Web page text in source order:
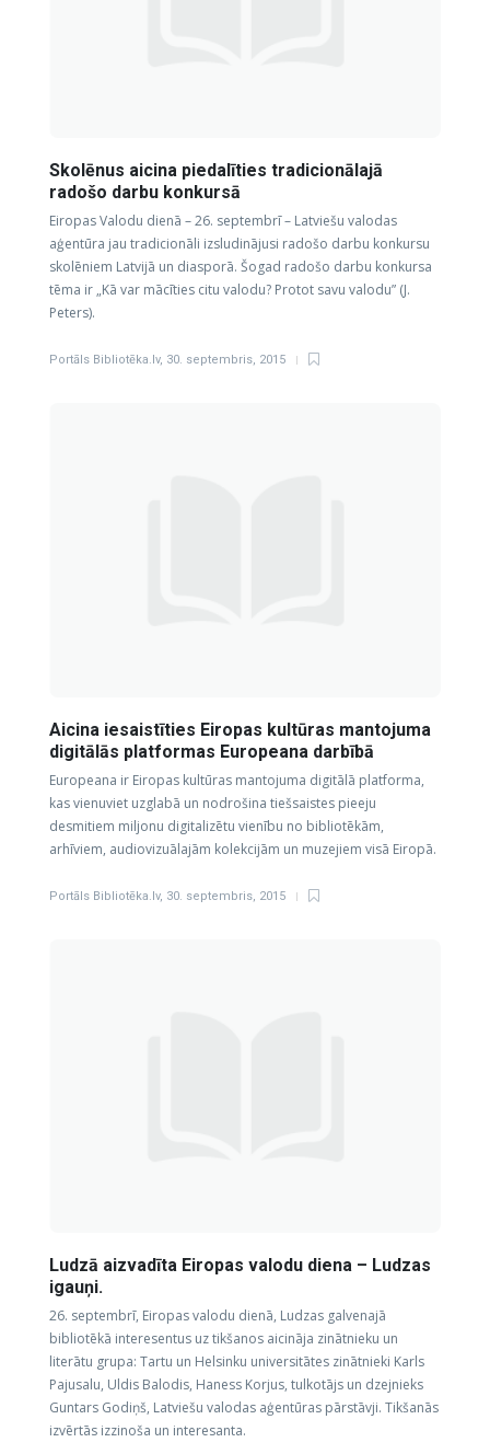
Skolēnus aicina piedalīties tradicionālajā
radošo darbu konkursā
Eiropas Valodu dienā – 26. septembrī – Latviešu valodas
aģentūra jau tradicionāli izsludinājusi radošo darbu konkursu
skolēniem Latvijā un diasporā. Šogad radošo darbu konkursa
tēma ir „Kā var mācīties citu valodu? Protot savu valodu” (J.
Peters).
Portāls Bibliotēka.lv, 30. septembris, 2015
Aicina iesaistīties Eiropas kultūras mantojuma
digitālās platformas Europeana darbībā
Europeana ir Eiropas kultūras mantojuma digitālā platforma,
kas vienuviet uzglabā un nodrošina tiešsaistes pieeju
desmitiem miljonu digitalizētu vienību no bibliotēkām,
arhīviem, audiovizuālajām kolekcijām un muzejiem visā Eiropā.
Portāls Bibliotēka.lv, 30. septembris, 2015
Ludzā aizvadīta Eiropas valodu diena – Ludzas
igauņi.
26. septembrī, Eiropas valodu dienā, Ludzas galvenajā
bibliotēkā interesentus uz tikšanos aicināja zinātnieku un
literātu grupa: Tartu un Helsinku universitātes zinātnieki Karls
Pajusalu, Uldis Balodis, Haness Korjus, tulkotājs un dzejnieks
Guntars Godiņš, Latviešu valodas aģentūras pārstāvji. Tikšanās
izvērtās izzinoša un interesanta.